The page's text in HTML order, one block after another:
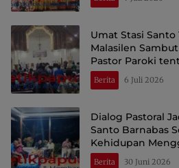
Umat Stasi
Malasilen
Pastor Paroki
Sakramen
Berita 6 Juli 2026
Dialog Pastoral
Santo Barnabas
Kehidupan
Berita 30 Juni 2026